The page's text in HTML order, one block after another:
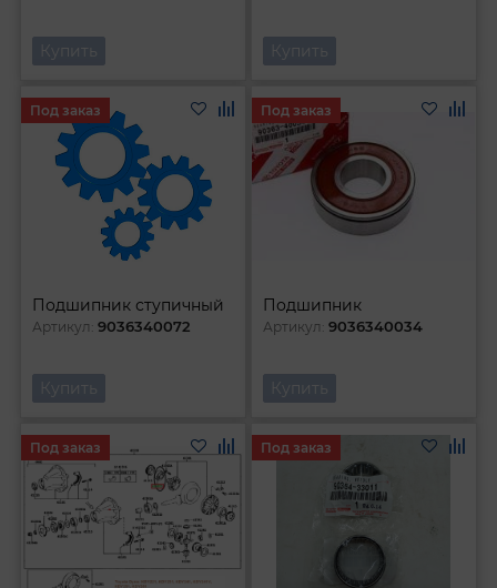
Купить Купить
Подшипник ступичный
Артикул:9036340072
Под заказ
Купить
Подшипник
Артикул:9036340034
Под заказ
Купить
Под заказ Под заказ